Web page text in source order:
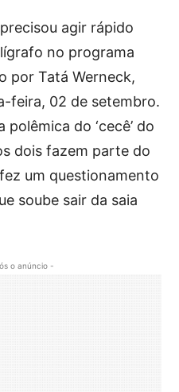
precisou agir rápido
no programa
por Tatá Werneck,
feira, 02 de setembro.
do ‘cecê’ do
dois fazem parte do
fez um questionamento
soube sair da saia
o anúncio -